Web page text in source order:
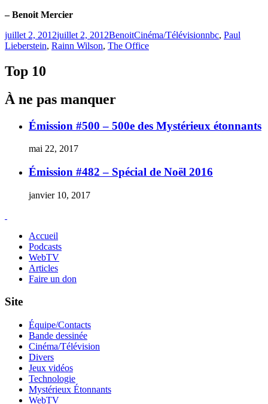
– Benoit Mercier
Publié
le
juillet 2, 2012juillet 2, 2012BenoitCatégories
Cinéma/TélévisionÉtiquettes
nbc, Paul
Lieberstein, Rainn Wilson, The Office
Top 10
À ne pas manquer
Émission #500 – 500e des Mystérieux étonnants
mai 22, 2017
Émission #482 – Spécial de Noël 2016
janvier 10, 2017
Accueil
Podcasts
WebTV
Articles
Faire un don
Site
Équipe/Contacts
Bande dessinée
Cinéma/Télévision
Divers
Jeux vidéos
Technologie
Mystérieux Étonnants
WebTV